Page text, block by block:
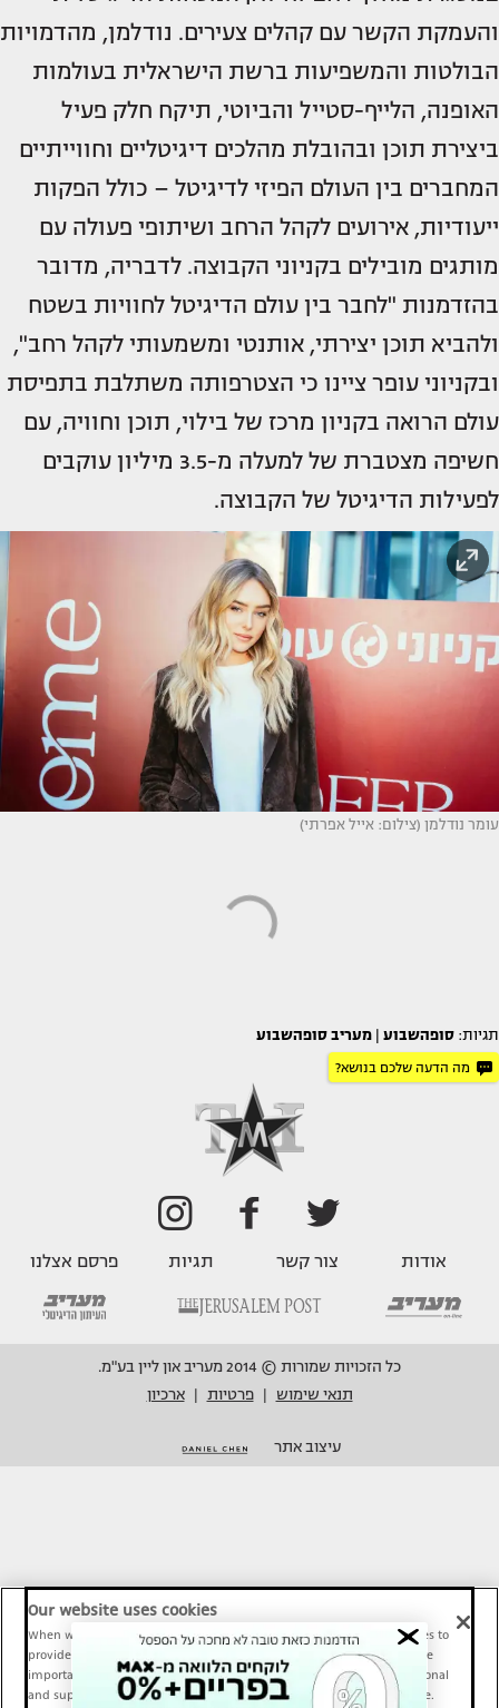
והעמקת הקשר עם קהלים צעירים. נודלמן, מהדמויות
הבולטות והמשפיעות ברשת הישראלית בעולמות
האופנה, הלייף-סטייל והביוטי, תיקח חלק פעיל
ביצירת תוכן ובהובלת מהלכים דיגיטליים וחווייתיים
המחברים בין העולם הפיזי לדיגיטל – כולל הפקות
ייעודיות, אירועים לקהל הרחב ושיתופי פעולה עם
מותגים מובילים בקניוני הקבוצה. לדבריה, מדובר
בהזדמנות "לחבר בין עולם הדיגיטל לחוויות בשטח
ולהביא תוכן יצירתי, אותנטי ומשמעותי לקהל רחב",
ובקניוני עופר ציינו כי הצטרפותה משתלבת בתפיסת
עולם הרואה בקניון מרכז של בילוי, תוכן וחוויה, עם
חשיפה מצטברת של למעלה מ-3.5 מיליון עוקבים
לפעילות הדיגיטל של הקבוצה.
עומר נודלמן (צילום: אייל אפרתי)
תגיות: סופהשבוע מעריב סופהשבוע
מה הדעה שלכם בנושא?
אודות צור קשר תגיות פרסם אצלנו
כל הזכויות שמורות © 2014 מעריב און ליין בע"מ.
תנאי שימוש
פרטיות ארכיון
עיצוב אתר
Our website uses cookies
When we provide Maariv, TMI and Sport1 content online, we use cookies to
provide social media features and to analyze our traffic. These tools are
important and necessary for our website functionality. Others are optional
and support Maariv, TMI and Sport1 activity and your online experience.